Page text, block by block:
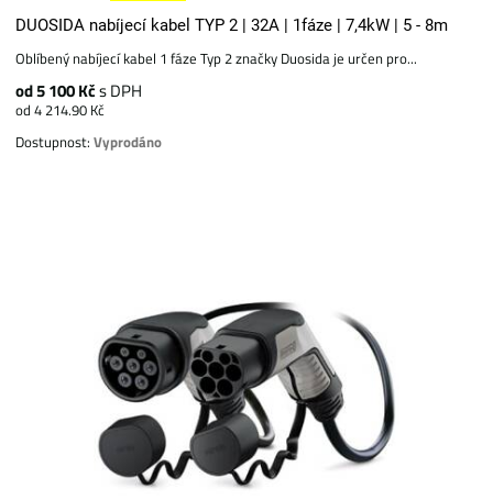
DUOSIDA nabíjecí kabel TYP 2 | 32A | 1fáze | 7,4kW | 5 - 8m
Oblíbený nabíjecí kabel 1 fáze Typ 2 značky Duosida je určen pro...
od 5 100 Kčs DPH
od 4 214.90 Kč
Dostupnost:Vyprodáno